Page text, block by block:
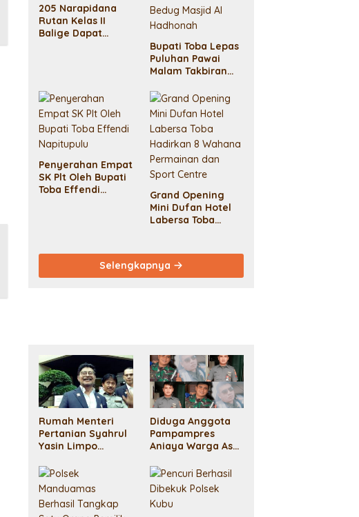
205 Narapidana
Rutan Kelas II
Balige Dapat
Bupati Toba Lepas
Puluhan Pawai
Malam Takbiran
Masjid Al
Hadhonah
Penyerahan Empat
SK Plt Oleh Bupati
Toba Effendi
Grand Opening
Mini Dufan Hotel
Labersa Toba
Permainan dan
Sport Centre
Selengkapnya
Rumah Menteri
Pertanian Syahrul
Yasin Limpo
Diduga Anggota
Pampampres
Aniaya Warga Asal
Meninggal Demi
Uang Tebusan 50
Juta